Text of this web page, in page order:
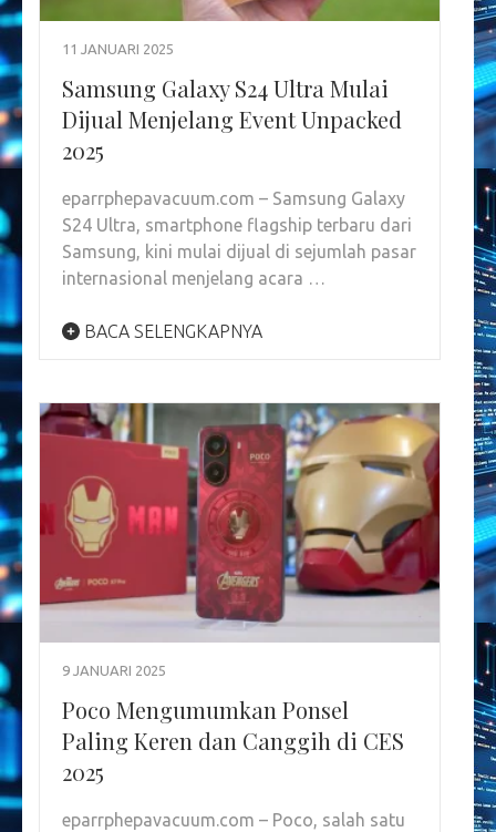
11 JANUARI 2025
Samsung Galaxy S24 Ultra Mulai
Dijual Menjelang Event Unpacked
2025
eparrphepavacuum.com – Samsung Galaxy
S24 Ultra, smartphone flagship terbaru dari
Samsung, kini mulai dijual di sejumlah pasar
internasional menjelang acara …
BACA SELENGKAPNYA
9 JANUARI 2025
Poco Mengumumkan Ponsel
Paling Keren dan Canggih di CES
2025
eparrphepavacuum.com – Poco, salah satu